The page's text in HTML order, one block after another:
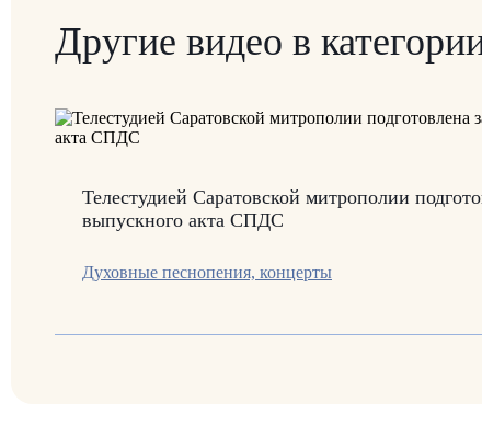
Другие видео в
Телестудией Саратовской митрополии
выпускного акта СПДС
Духовные песнопения, концерты